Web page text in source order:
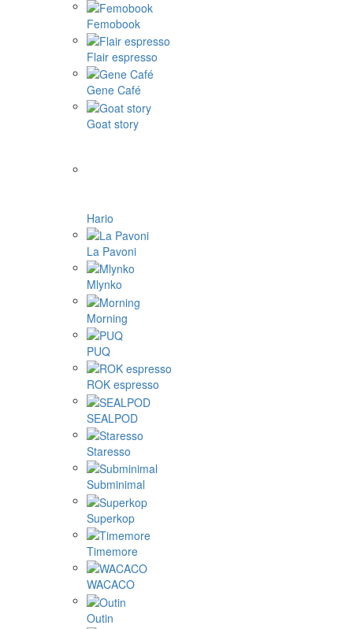
Femobook
Flair espresso
Gene Café
Goat story
Hario
La Pavoni
Mlynko
Morning
PUQ
ROK espresso
SEALPOD
Staresso
Subminimal
Superkop
Timemore
WACACO
Outin